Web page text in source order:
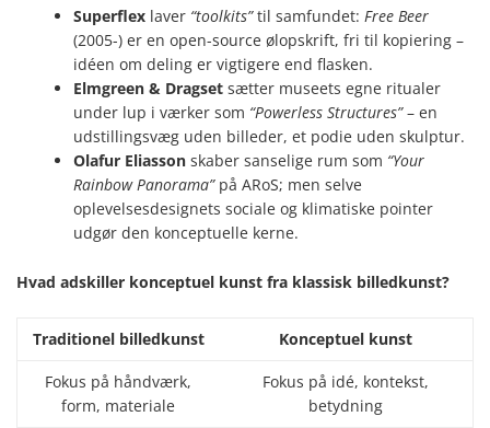
Superflex laver “toolkits”til samfundet:Free Beer
(2005-) er en open-source ølopskrift, fri til kopiering –
idéen om deling er vigtigere end flasken.
Elmgreen & Dragset sætter museets egne ritualer
under lup i værker som “Powerless Structures”– en
udstillingsvæg uden billeder, et podie uden skulptur.
Olafur Eliasson skaber sanselige rum som “Your
Rainbow Panorama”på ARoS; men selve
oplevelsesdesignets sociale og klimatiske pointer
udgør den konceptuelle kerne.
Hvad adskiller konceptuel kunst fra klassisk billedkunst?
Traditionel billedkunst Konceptuel kunst
Fokus på håndværk,
form, materiale
Fokus på idé, kontekst,
betydning